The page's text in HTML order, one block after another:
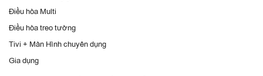
Điều hòa Multi
Điều hòa treo tường
Tivi + Màn Hình chuyên dụng
Gia dụng